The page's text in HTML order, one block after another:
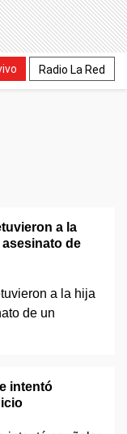
Radio La Red
a la
de
intentó